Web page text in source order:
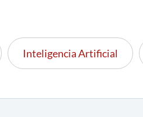
Inteligencia Artificial